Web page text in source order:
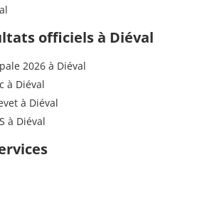
officiels à Diéval
2026 à Diéval
à Diéval
à Diéval
à Diéval